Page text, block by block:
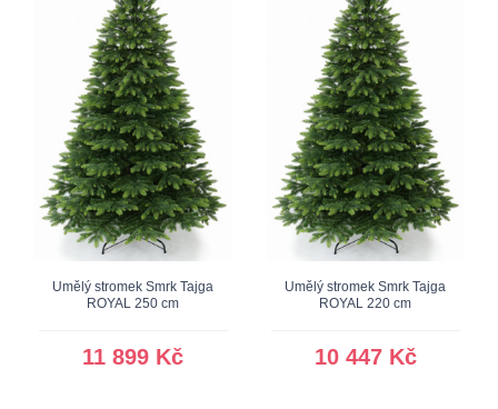
Umělý stromek Smrk Tajga
ROYAL 250 cm
11 899 Kč
Umělý stromek Smrk Tajga
ROYAL 220 cm
10 447 Kč